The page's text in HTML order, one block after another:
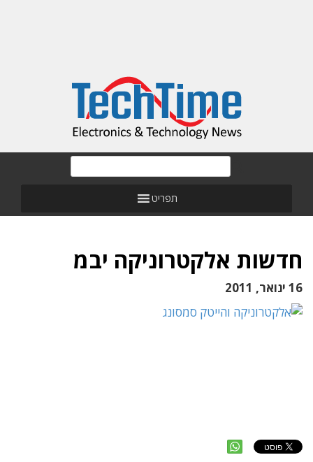
תפריט
חדשות אלקטרוניקה יבמ
16 ינואר, 2011